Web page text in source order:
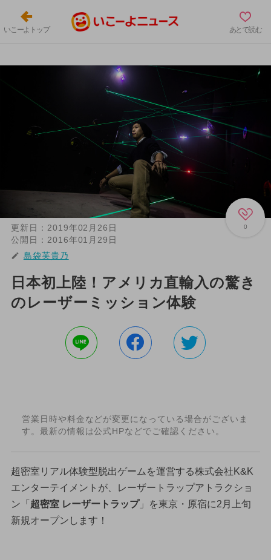
いこーよトップ あとで読む
0
更新日： 2019年02月26日
公開日： 2016年01月29日
島袋芙貴乃
日本初上陸！アメリカ直輸入の驚き
のレーザーミッション体験
営業日時や料金などが変更になっている場合がございま
す。最新の情報は公式HPなどでご確認ください。
超密室リアル体験型脱出ゲームを運営する株式会社K&K
エンターテイメントが、レーザートラップアトラクショ
ン「 超密室 レーザートラップ」を東京・原宿に2月上旬
新規オープンします！